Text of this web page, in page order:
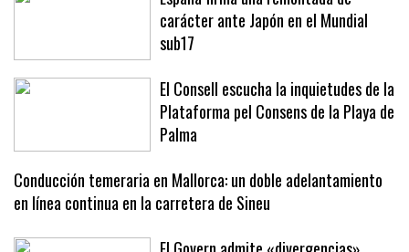
España firma una remontada de
carácter ante Japón en el Mundial
sub17
El Consell escucha la inquietudes de la
Plataforma pel Consens de la Playa de
Palma
Conducción temeraria en Mallorca: un doble adelantamiento
en línea continua en la carretera de Sineu